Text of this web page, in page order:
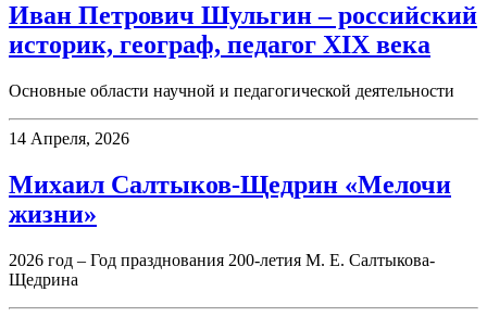
Иван Петрович Шульгин – российский
историк, географ, педагог XIX века
Основные области научной и педагогической деятельности
14 Апреля, 2026
Михаил Салтыков-Щедрин «Мелочи
жизни»
2026 год – Год празднования 200-летия М. Е. Салтыкова-
Щедрина